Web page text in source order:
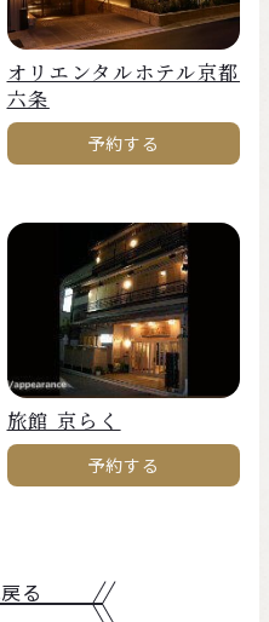
オリエンタルホテル京都
六条
予約する
旅館 京らく
予約する
る